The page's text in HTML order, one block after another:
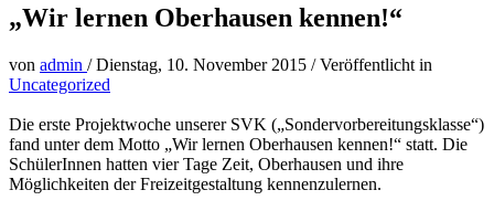
„Wir lernen Oberhausen kennen!“
von admin /Dienstag, 10. November 2015 /Veröffentlicht in
Uncategorized
Die erste Projektwoche unserer SVK („Sondervorbereitungsklasse“)
fand unter dem Motto „Wir lernen Oberhausen kennen!“ statt. Die
SchülerInnen hatten vier Tage Zeit, Oberhausen und ihre
Möglichkeiten der Freizeitgestaltung kennenzulernen.